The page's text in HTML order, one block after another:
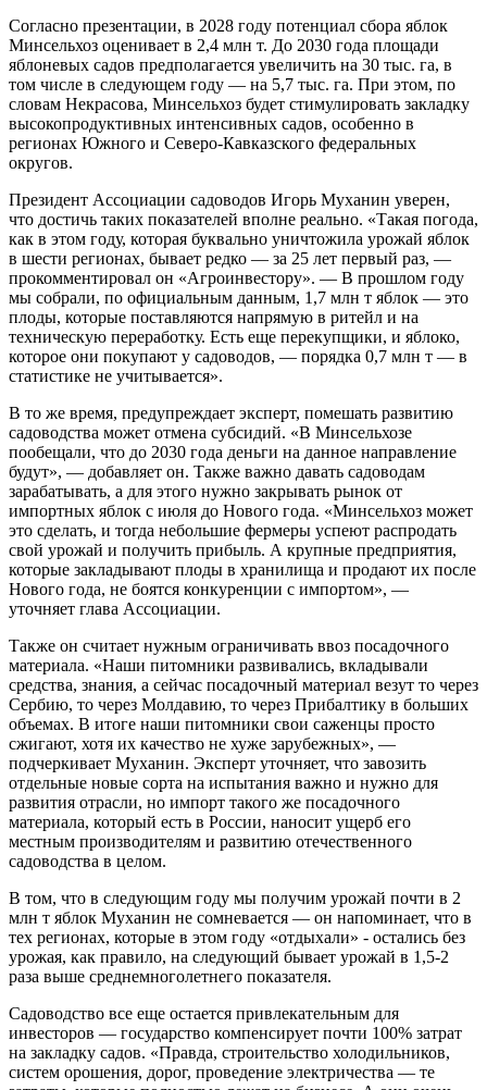
Согласно презентации, в 2028 году потенциал сбора яблок
Минсельхоз оценивает в 2,4 млн т. До 2030 года площади
яблоневых садов предполагается увеличить на 30 тыс. га, в
том числе в следующем году — на 5,7 тыс. га. При этом, по
словам Некрасова, Минсельхоз будет стимулировать закладку
высокопродуктивных интенсивных садов, особенно в
регионах Южного и Северо-Кавказского федеральных
округов.
Президент Ассоциации садоводов Игорь Муханин уверен,
что достичь таких показателей вполне реально. «Такая погода,
как в этом году, которая буквально уничтожила урожай яблок
в шести регионах, бывает редко — за 25 лет первый раз, —
прокомментировал он «Агроинвестору». — В прошлом году
мы собрали, по официальным данным, 1,7 млн т яблок — это
плоды, которые поставляются напрямую в ритейл и на
техническую переработку. Есть еще перекупщики, и яблоко,
которое они покупают у садоводов, — порядка 0,7 млн т — в
статистике не учитывается».
В то же время, предупреждает эксперт, помешать развитию
садоводства может отмена субсидий. «В Минсельхозе
пообещали, что до 2030 года деньги на данное направление
будут», — добавляет он. Также важно давать садоводам
зарабатывать, а для этого нужно закрывать рынок от
импортных яблок с июля до Нового года. «Минсельхоз может
это сделать, и тогда небольшие фермеры успеют распродать
свой урожай и получить прибыль. А крупные предприятия,
которые закладывают плоды в хранилища и продают их после
Нового года, не боятся конкуренции с импортом», —
уточняет глава Ассоциации.
Также он считает нужным ограничивать ввоз посадочного
материала. «Наши питомники развивались, вкладывали
средства, знания, а сейчас посадочный материал везут то через
Сербию, то через Молдавию, то через Прибалтику в больших
объемах. В итоге наши питомники свои саженцы просто
сжигают, хотя их качество не хуже зарубежных», —
подчеркивает Муханин. Эксперт уточняет, что завозить
отдельные новые сорта на испытания важно и нужно для
развития отрасли, но импорт такого же посадочного
материала, который есть в России, наносит ущерб его
местным производителям и развитию отечественного
садоводства в целом.
В том, что в следующим году мы получим урожай почти в 2
млн т яблок Муханин не сомневается — он напоминает, что в
тех регионах, которые в этом году «отдыхали» - остались без
урожая, как правило, на следующий бывает урожай в 1,5-2
раза выше среднемноголетнего показателя.
Садоводство все еще остается привлекательным для
инвесторов — государство компенсирует почти 100% затрат
на закладку садов. «Правда, строительство холодильников,
систем орошения, дорог, проведение электричества — те